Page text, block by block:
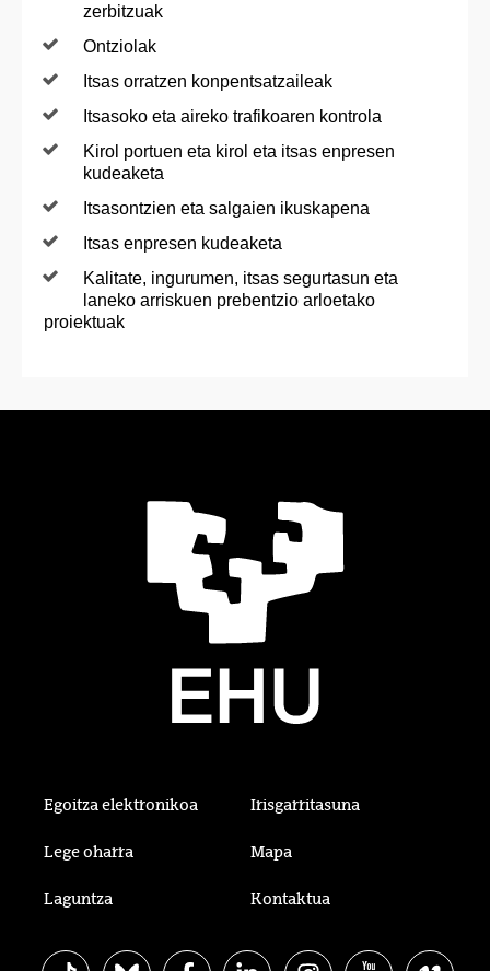
zerbitzuak
Ontziolak
Itsas orratzen konpentsatzaileak
Itsasoko eta aireko trafikoaren kontrola
Kirol portuen eta kirol eta itsas enpresen
kudeaketa
Itsasontzien eta salgaien ikuskapena
Itsas enpresen kudeaketa
Kalitate, ingurumen, itsas segurtasun eta
laneko arriskuen prebentzio arloetako
proiektuak
Egoitza elektronikoa Irisgarritasuna
Lege oharra Mapa
Laguntza Kontaktua